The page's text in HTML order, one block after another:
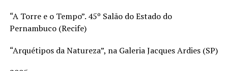
“A Torre e o Tempo”. 45º Salão do Estado do
Pernambuco (Recife)
“Arquétipos da Natureza”, na Galeria Jacques Ardies (SP)